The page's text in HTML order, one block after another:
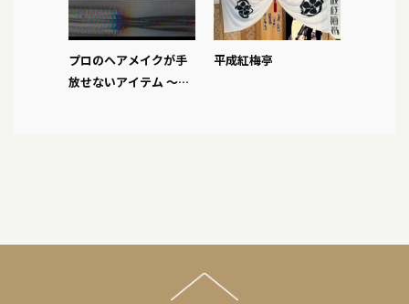
プロのヘアメイクが手
放せないアイテム ～ブ
平成紅梅亭